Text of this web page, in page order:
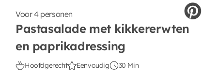
Voor 4 personen
Pastasalade met kikkererwten
en paprikadressing
Hoofdgerecht Eenvoudig 30 Min